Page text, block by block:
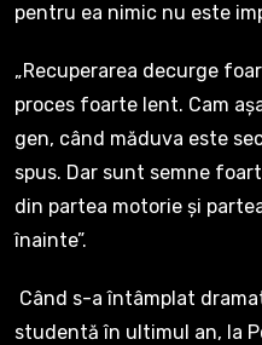
pentru ea nimic nu este
„Recuperarea decurge
proces foarte lent. Cam
gen, când măduva este
spus. Dar sunt semne
din partea motorie și
înainte”.
Când s-a întâmplat
studentă în ultimul an, la